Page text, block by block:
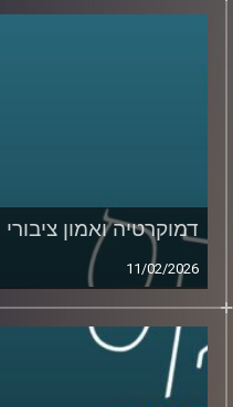
דמוקרטיה ואמון ציבורי
11/02/2026